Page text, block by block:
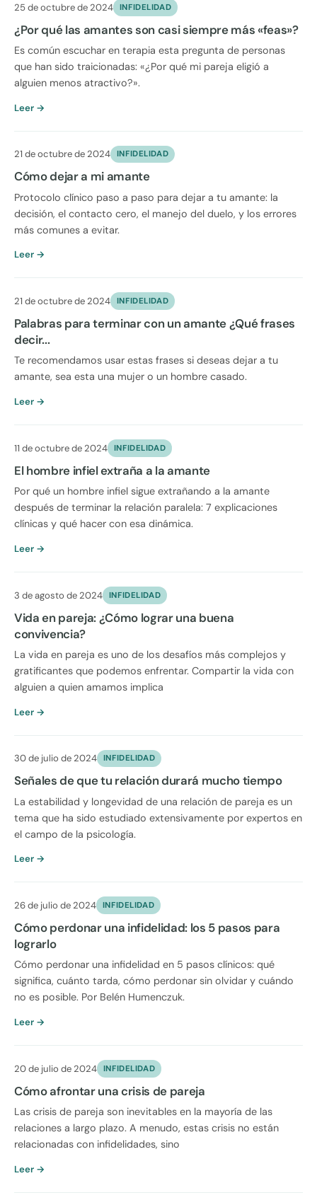
25 de octubre de 2024 INFIDELIDAD
¿Por qué las amantes son casi siempre más «feas»?
Es común escuchar en terapia esta pregunta de personas
que han sido traicionadas: «¿Por qué mi pareja eligió a
alguien menos atractivo?».
Leer →
21 de octubre de 2024 INFIDELIDAD
Cómo dejar a mi amante
Protocolo clínico paso a paso para dejar a tu amante: la
decisión, el contacto cero, el manejo del duelo, y los errores
más comunes a evitar.
Leer →
21 de octubre de 2024 INFIDELIDAD
Palabras para terminar con un amante ¿Qué frases
decir...
Te recomendamos usar estas frases si deseas dejar a tu
amante, sea esta una mujer o un hombre casado.
Leer →
11 de octubre de 2024 INFIDELIDAD
El hombre infiel extraña a la amante
Por qué un hombre infiel sigue extrañando a la amante
después de terminar la relación paralela: 7 explicaciones
clínicas y qué hacer con esa dinámica.
Leer →
3 de agosto de 2024 INFIDELIDAD
Vida en pareja: ¿Cómo lograr una buena
convivencia?
La vida en pareja es uno de los desafíos más complejos y
gratificantes que podemos enfrentar. Compartir la vida con
alguien a quien amamos implica
Leer →
30 de julio de 2024 INFIDELIDAD
Señales de que tu relación durará mucho tiempo
La estabilidad y longevidad de una relación de pareja es un
tema que ha sido estudiado extensivamente por expertos en
el campo de la psicología.
Leer →
26 de julio de 2024 INFIDELIDAD
Cómo perdonar una infidelidad: los 5 pasos para
lograrlo
Cómo perdonar una infidelidad en 5 pasos clínicos: qué
significa, cuánto tarda, cómo perdonar sin olvidar y cuándo
no es posible. Por Belén Humenczuk.
Leer →
20 de julio de 2024 INFIDELIDAD
Cómo afrontar una crisis de pareja
Las crisis de pareja son inevitables en la mayoría de las
relaciones a largo plazo. A menudo, estas crisis no están
relacionadas con infidelidades, sino
Leer →